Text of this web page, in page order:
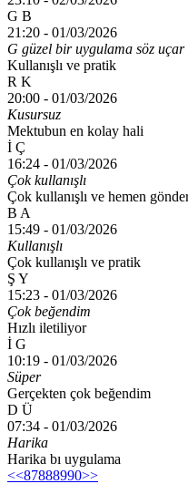
G B
21:20 - 01/03/2026
G güzel bir uygulama söz uçar
Kullanışlı ve pratik
R K
20:00 - 01/03/2026
Kusursuz
Mektubun en kolay hali
İ Ç
16:24 - 01/03/2026
Çok kullanışlı
Çok kullanışlı ve hemen
B A
15:49 - 01/03/2026
Kullanışlı
Çok kullanışlı ve pratik
Ş Y
15:23 - 01/03/2026
Çok beğendim
Hızlı iletiliyor
İ G
10:19 - 01/03/2026
Süper
Gerçekten çok beğendim
D Ü
07:34 - 01/03/2026
Harika
Harika bı uygulama
<<87888990>>